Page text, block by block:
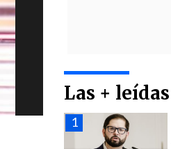
Las + leídas